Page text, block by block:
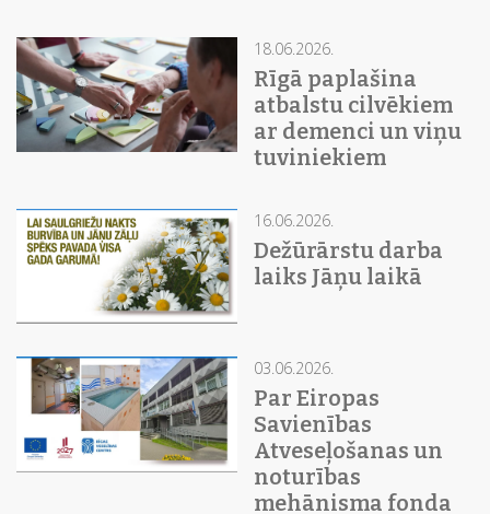
18.06.2026.
Rīgā paplašina
atbalstu cilvēkiem
ar demenci un viņu
tuviniekiem
16.06.2026.
Dežūrārstu darba
laiks Jāņu laikā
03.06.2026.
Par Eiropas
Savienības
Atveseļošanas un
noturības
mehānisma fonda